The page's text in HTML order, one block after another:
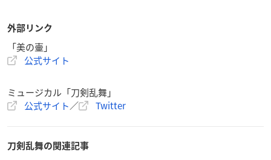
外部リンク
「美の壷」
公式サイト
ミュージカル「刀剣乱舞」
公式サイト／ Twitter
刀剣乱舞の関連記事